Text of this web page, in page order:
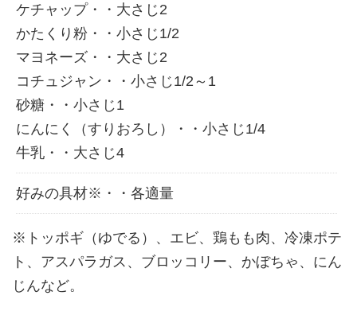
ケチャップ・・大さじ2
かたくり粉・・小さじ1/2
マヨネーズ・・大さじ2
コチュジャン・・小さじ1/2～1
砂糖・・小さじ1
にんにく（すりおろし）・・小さじ1/4
牛乳・・大さじ4
好みの具材※・・各適量
※トッポギ（ゆでる）、エビ、鶏もも肉、冷凍ポテ
ト、アスパラガス、ブロッコリー、かぼちゃ、にん
じんなど。